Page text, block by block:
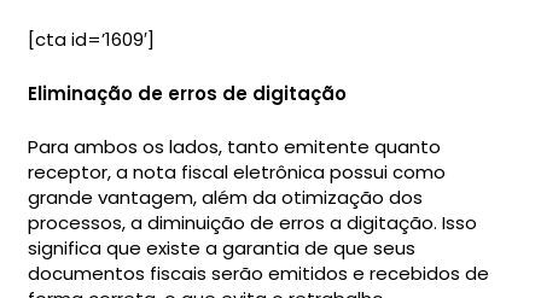
[cta id=’1609′]
Eliminação de erros de digitação
Para ambos os lados, tanto emitente quanto
receptor, a nota fiscal eletrônica possui como
grande vantagem, além da otimização dos
processos, a diminuição de erros a digitação. Isso
significa que existe a garantia de que seus
documentos fiscais serão emitidos e recebidos de